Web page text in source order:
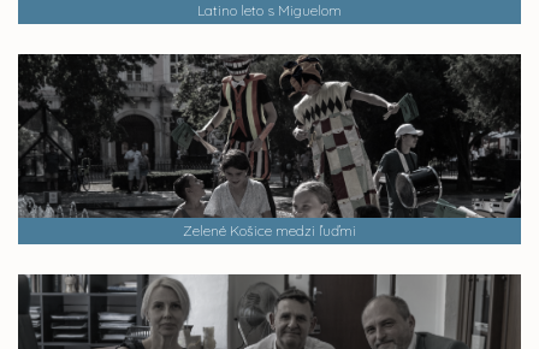
Latino leto s Miguelom
Zelené Košice medzi ľuďmi